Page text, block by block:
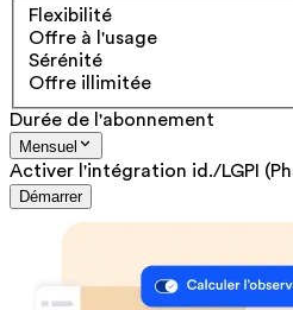
Flexibilité
Offre à l'usage
Sérénité
Offre illimitée
Durée de l'abonnement
Mensuel
Activer l'intégration id./LGPI
Démarrer